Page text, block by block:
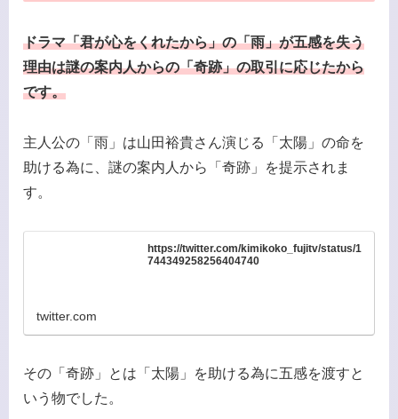
ドラマ「君が心をくれたから」の「雨」が五感を失う
理由は謎の案内人からの「奇跡」の取引に応じたから
です。
主人公の「雨」は山田裕貴さん演じる「太陽」の命を
助ける為に、謎の案内人から「奇跡」を提示されま
す。
https://twitter.com/kimikoko_fujitv/status/1
744349258256404740
twitter.com
その「奇跡」とは「太陽」を助ける為に五感を渡すと
いう物でした。